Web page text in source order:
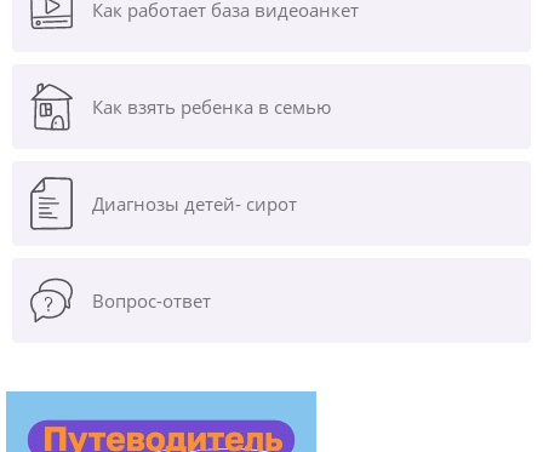
Как работает база видеоанкет
Как взять ребенка в семью
Диагнозы детей- сирот
Вопрос-ответ